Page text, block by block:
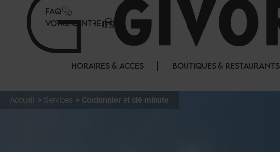
FAQ
VOTRE CENTRE
HORAIRES & ACCES BOUTIQUES & RESTAURANTS
Accueil Services Cordonnier et clé minute
Panneau de gestion des cookies